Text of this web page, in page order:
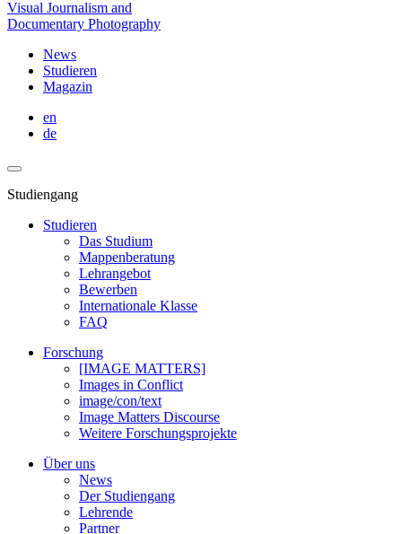
Visual Journalism and
Documentary Photography
News
Studieren
Magazin
en
de
Studiengang
Studieren
Das Studium
Mappenberatung
Lehrangebot
Bewerben
Internationale Klasse
FAQ
Forschung
[IMAGE MATTERS]
Images in Conflict
image/con/text
Image Matters Discourse
Weitere Forschungsprojekte
Über uns
News
Der Studiengang
Lehrende
Partner